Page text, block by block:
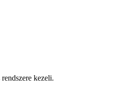
kezeli.